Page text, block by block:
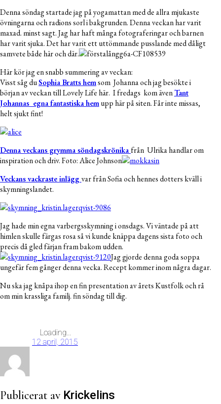
Denna söndag startade jag på yogamattan med de allra mjukaste
övningarna och radions sorl i bakgrunden. Denna veckan har varit
maxad. minst sagt. Jag har haft många fotograferingar och barnen
har varit sjuka. Det har varit ett uttömmande pusslande med dåligt
samvete både här och där.
Här kör jag en snabb summering av veckan:
Visst såg duSophia Bratts hemsom Johanna och jag besökte i
början av veckan till Lovely Life här. I fredags kom ävenTant
Johannas egna fantastiska hemupp här på siten. Får inte missas,
helt sjukt fint!
Denna veckans grymma söndagskrönikafrån Ulrika handlar om
inspiration och driv. Foto: Alice Johnson
Veckans vackraste inläggvar från Sofia och hennes dotters kväll i
skymningslandet.
Jag hade min egna varbergsskymning i onsdags. Vi väntade på att
himlen skulle färgas rosa så vi kunde knäppa dagens sista foto och
precis då gled färjan fram bakom udden.
Jag gjorde denna goda soppa
ungefär fem gånger denna vecka. Recept kommer inom några dagar.
Nu ska jag knåpa ihop en fin presentation av årets Kustfolk och rå
om min krassliga familj. fin söndag till dig.
Loading...
12 april, 2015
Publicerat av Krickelins